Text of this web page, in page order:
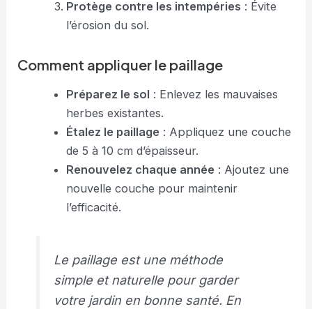
Protège contre les intempéries : Évite
l’érosion du sol.
Comment appliquer le paillage
Préparez le sol : Enlevez les mauvaises
herbes existantes.
Étalez le paillage : Appliquez une couche
de 5 à 10 cm d’épaisseur.
Renouvelez chaque année : Ajoutez une
nouvelle couche pour maintenir
l’efficacité.
Le paillage est une méthode
simple et naturelle pour garder
votre jardin en bonne santé. En